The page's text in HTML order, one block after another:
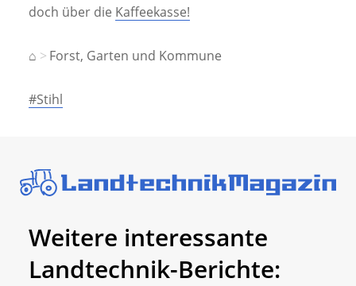
doch über die Kaffeekasse!
⌂ Forst, Garten und Kommune
#Stihl
Weitere interessante
Landtechnik-Berichte: